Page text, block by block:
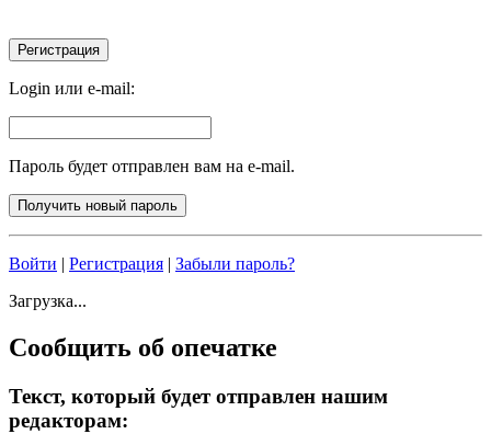
Login или e-mail:
Пароль будет отправлен вам на e-mail.
Войти | Регистрация | Забыли пароль?
Загрузка...
Сообщить об опечатке
Текст, который будет отправлен нашим
редакторам: